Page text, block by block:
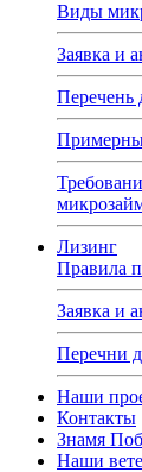
Виды
Заявка и
Перечень
Лизинг
Правила
Заявка и
Перечни
Наши
Контакты
Знамя
Наши